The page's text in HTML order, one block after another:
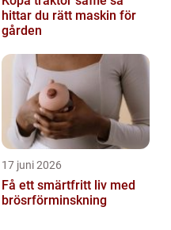
hittar du rätt maskin för
gården
17 juni 2026
Få ett smärtfritt liv med
brösrförminskning